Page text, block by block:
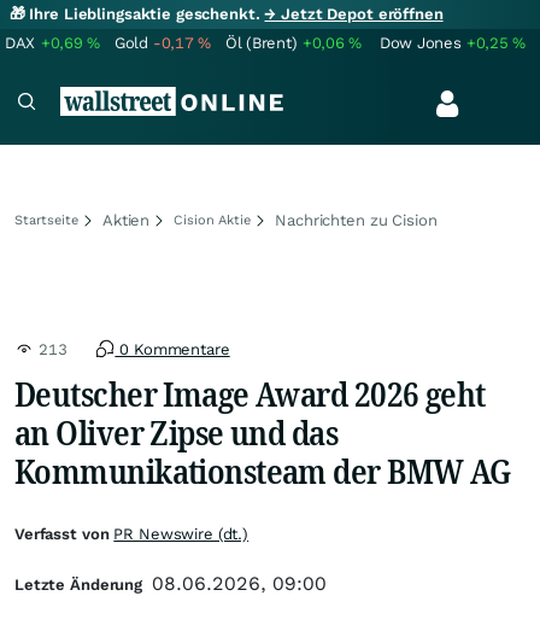
🎁 Ihre Lieblingsaktie geschenkt.→ Jetzt Depot eröffnen
DAX +0,69% Gold -0,17% Öl (Brent) +0,06% Dow Jones +0,25%
Startseite Aktien Cision Aktie Nachrichten zu Cision
213 0 Kommentare
Deutscher Image Award 2026 geht
an Oliver Zipse und das
Kommunikationsteam der BMW AG
Verfasst von PR Newswire (dt.)
Letzte Änderung 08.06.2026, 09:00